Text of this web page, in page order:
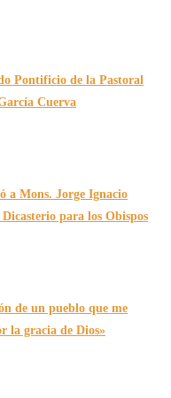
Pontificio de la Pastoral
Cuerva
a Mons. Jorge Ignacio
para los Obispos
de un pueblo que me
la gracia de Dios»